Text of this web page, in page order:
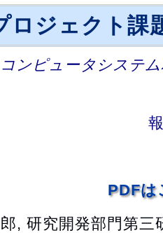
ロジェクト課
ンピュータシステ
PDFは
, 研究開発部門第三